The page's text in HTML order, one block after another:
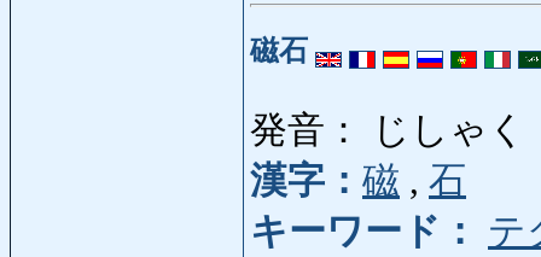
磁石
発音： じしゃく
漢字： 磁 , 石
キーワード：
テ